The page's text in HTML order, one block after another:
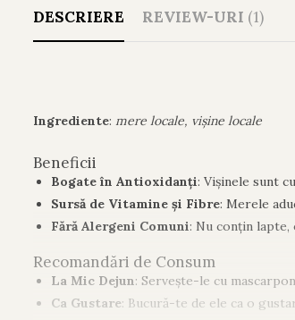
DESCRIERE REVIEW-URI (1)
Ingrediente: mere locale, vișine locale
Beneficii
Bogate în Antioxidanți: Vișinele sunt
Sursă de Vitamine și Fibre: Merele
Fără Alergeni Comuni: Nu conțin lapte,
Recomandări de Consum
La Mic Dejun: Servește-le cu
Ca Gustare: Bucură-te de ele ca o